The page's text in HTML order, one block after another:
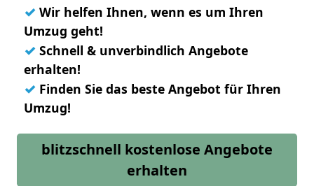
✓ Wir helfen Ihnen, wenn es um Ihren
Umzug geht!
✓ Schnell & unverbindlich Angebote
erhalten!
✓ Finden Sie das beste Angebot für Ihren
Umzug!
blitzschnell kostenlose Angebote
erhalten